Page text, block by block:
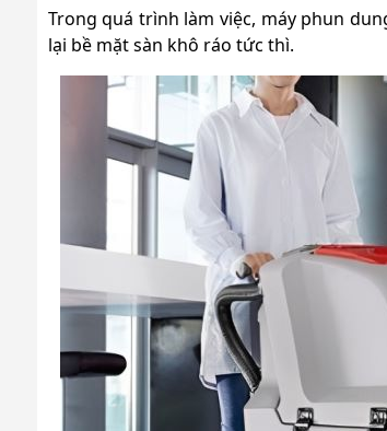
Trong quá trình làm việc, máy phun
lại bề mặt sàn khô ráo tức thì.